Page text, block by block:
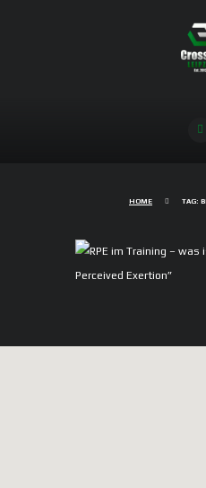
HOME TAG:
RPE im Training